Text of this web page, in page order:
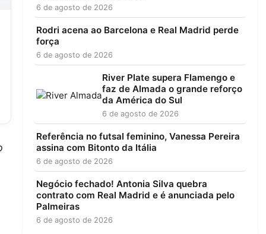
6 de agosto de 2026
Rodri acena ao Barcelona e Real Madrid perde
força
6 de agosto de 2026
River Plate supera Flamengo e
faz de Almada o grande reforço
da América do Sul
6 de agosto de 2026
Referência no futsal feminino, Vanessa Pereira
assina com Bitonto da Itália
6 de agosto de 2026
Negócio fechado! Antonia Silva quebra
contrato com Real Madrid e é anunciada pelo
Palmeiras
6 de agosto de 2026